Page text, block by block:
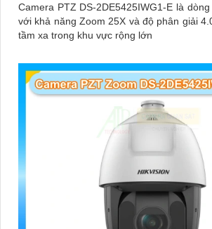
Camera PTZ DS-2DE5425IWG1-E là
với khả năng Zoom 25X và độ phân giải
tầm xa trong khu vực rộng lớn